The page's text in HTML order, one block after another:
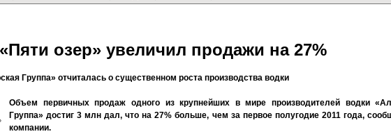
озер» увеличил продажи на 27%
Группа» отчиталась о существенном роста производства водки
Объем первичных продаж одного из крупнейших в мире производителей водки
Группа» достиг 3 млн дал, что на 27% больше, чем за первое полугодие 2011 года,
компании.